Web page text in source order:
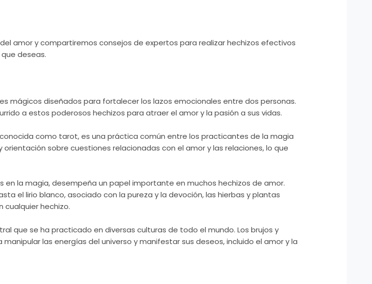
amor y compartiremos consejos de expertos para realizar hechizos efectivos
deseas.
mágicos diseñados para fortalecer los lazos emocionales entre dos personas.
a estos poderosos hechizos para atraer el amor y la pasión a sus vidas.
como tarot, es una práctica común entre los practicantes de la magia
sobre cuestiones relacionadas con el amor y las relaciones, lo que
en la magia, desempeña un papel importante en muchos hechizos de amor.
el lirio blanco, asociado con la pureza y la devoción, las hierbas y plantas
hechizo.
que se ha practicado en diversas culturas de todo el mundo. Los brujos y
las energías del universo y manifestar sus deseos, incluido el amor y la